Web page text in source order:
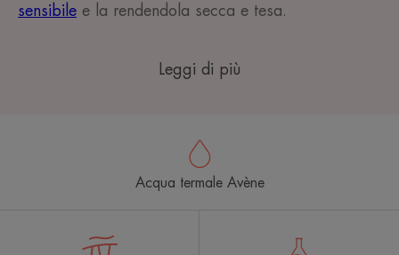
sensibile e la rendendola secca e tesa.
Leggi di più
Acqua termale Avène